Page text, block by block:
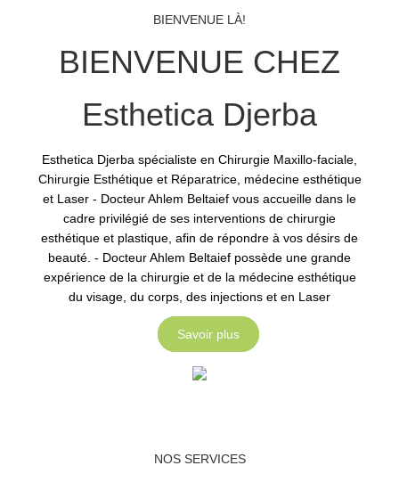
BIENVENUE LÀ!
BIENVENUE CHEZ
Esthetica Djerba
Esthetica Djerba spécialiste en Chirurgie Maxillo-faciale,
Chirurgie Esthétique et Réparatrice, médecine esthétique
et Laser - Docteur Ahlem Beltaief vous accueille dans le
cadre privilégié de ses interventions de chirurgie
esthétique et plastique, afin de répondre à vos désirs de
beauté. - Docteur Ahlem Beltaief possède une grande
expérience de la chirurgie et de la médecine esthétique
du visage, du corps, des injections et en Laser
Savoir plus
NOS SERVICES